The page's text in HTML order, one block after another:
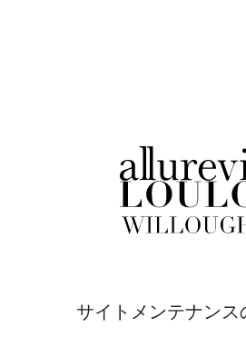
サイトメンテナンス